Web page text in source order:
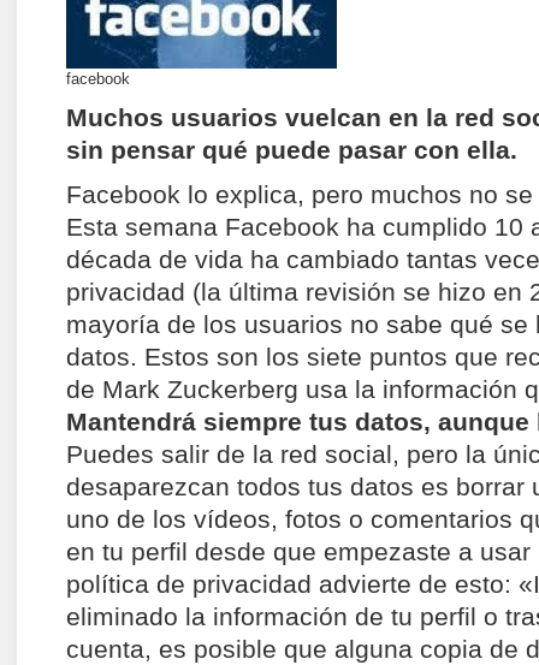
facebook
Muchos usuarios vuelcan en la red
sin pensar qué puede pasar con ella.
Facebook lo explica, pero muchos no
Esta semana Facebook ha cumplido 10
década de vida ha cambiado tantas
privacidad (la última revisión se hizo en
mayoría de los usuarios no sabe qué se
datos. Estos son los siete puntos que
de Mark Zuckerberg usa la información
Mantendrá siempre tus datos,
Puedes salir de la red social, pero la
desaparezcan todos tus datos es borrar
uno de los vídeos, fotos o comentarios
en tu perfil desde que empezaste a
política de privacidad advierte de esto:
eliminado la información de tu perfil o
cuenta, es posible que alguna copia de